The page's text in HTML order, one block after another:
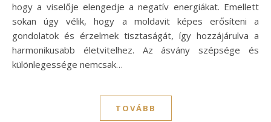
hogy a viselője elengedje a negatív energiákat. Emellett
sokan úgy vélik, hogy a moldavit képes erősíteni a
gondolatok és érzelmek tisztaságát, így hozzájárulva a
harmonikusabb életvitelhez. Az ásvány szépsége és
különlegessége nemcsak…
TOVÁBB